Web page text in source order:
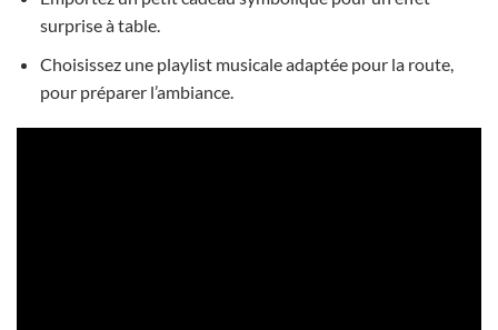
surprise à table.
Choisissez une playlist musicale adaptée pour la route,
pour préparer l’ambiance.